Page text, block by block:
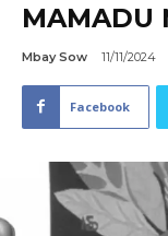
MAMADU
Mbay Sow 11/11/2024
Facebook